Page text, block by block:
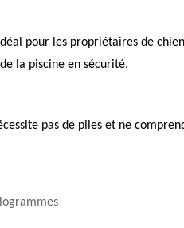
pour les propriétaires de
la piscine en sécurité.
pas de piles et ne